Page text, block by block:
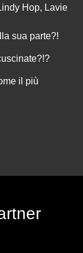
Hop, Lavie
sua parte?!
il più